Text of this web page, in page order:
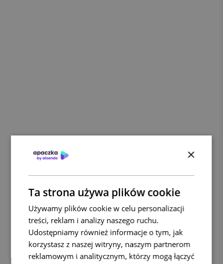
×
Ta strona używa plików cookie
Używamy plików cookie w celu personalizacji
treści, reklam i analizy naszego ruchu.
Udostępniamy również informacje o tym, jak
korzystasz z naszej witryny, naszym partnerom
reklamowym i analitycznym, którzy mogą łączyć